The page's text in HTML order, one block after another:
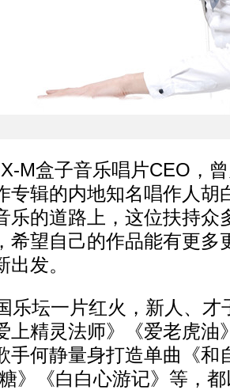
盒子音乐唱片CEO，曾
专辑的内地知名唱作人胡
乐的道路上，这位扶持众
希望自己的作品能有更多
发。
坛一片红火，新人、才
上精灵法师》《爱老虎油
手何静量身打造单曲《和
》《白白心游记》等，